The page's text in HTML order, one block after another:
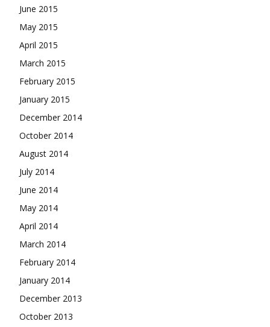
June 2015
May 2015
April 2015
March 2015
February 2015
January 2015
December 2014
October 2014
August 2014
July 2014
June 2014
May 2014
April 2014
March 2014
February 2014
January 2014
December 2013
October 2013